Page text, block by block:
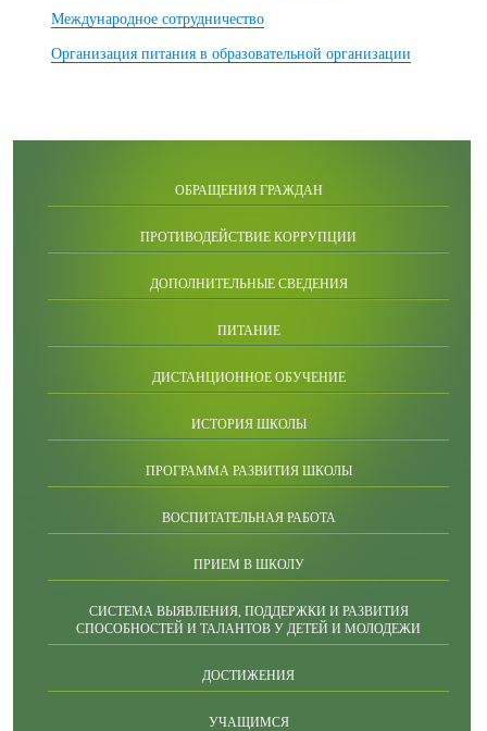
Международное сотрудничество
Организация питания в образовательной организации
ОБРАЩЕНИЯ ГРАЖДАН
ПРОТИВОДЕЙСТВИЕ КОРРУПЦИИ
ДОПОЛНИТЕЛЬНЫЕ СВЕДЕНИЯ
ПИТАНИЕ
ДИСТАНЦИОННОЕ ОБУЧЕНИЕ
ИСТОРИЯ ШКОЛЫ
ПРОГРАММА РАЗВИТИЯ ШКОЛЫ
ВОСПИТАТЕЛЬНАЯ РАБОТА
ПРИЕМ В ШКОЛУ
СИСТЕМА ВЫЯВЛЕНИЯ, ПОДДЕРЖКИ И РАЗВИТИЯ
СПОСОБНОСТЕЙ И ТАЛАНТОВ У ДЕТЕЙ И МОЛОДЕЖИ
ДОСТИЖЕНИЯ
УЧАЩИМСЯ